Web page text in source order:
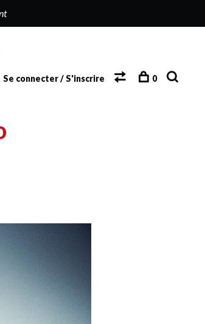
Se connecter / S'inscrire 0